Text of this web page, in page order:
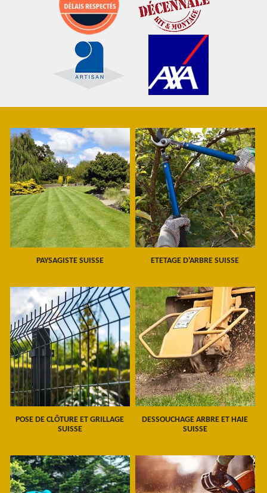
PAYSAGISTE SUISSE ETETAGE D'ARBRE SUISSE
POSE DE CLÔTURE ET GRILLAGE
SUISSE
DESSOUCHAGE ARBRE ET HAIE
SUISSE